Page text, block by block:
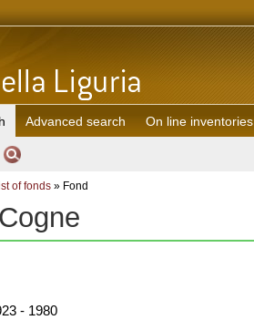
Advanced search On line inventories
of fonds » Fond
- 1980